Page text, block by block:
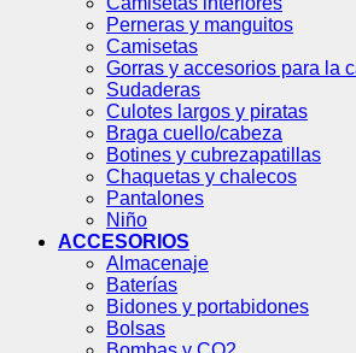
Perneras y manguitos
Camisetas
Gorras y accesorios para la
Sudaderas
Culotes largos y piratas
Braga cuello/cabeza
Botines y cubrezapatillas
Chaquetas y chalecos
Pantalones
Niño
ACCESORIOS
Almacenaje
Baterías
Bidones y portabidones
Bolsas